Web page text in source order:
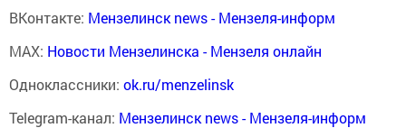
ВКонтакте: Мензелинск news - Мензеля-информ
MAX: Новости Мензелинска - Мензеля онлайн
Одноклассники: ok.ru/menzelinsk
Telegram-канал: Мензелинск news - Мензеля-информ